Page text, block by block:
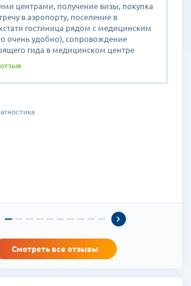
центрами, получение визы, покупка
в аэропорту, поселение в
гостиница рядом с медицинским
очень удобно), сопровождение
гида в медицинском центре
обаятельный человек - внимательная,
доброжелательная, мне было легко
в пятницу, Дарья выбрала удобное
но поверьте мне что очень важно.
в полночь этот год вошел в ваш дом
Ольга (71 год)
Смотреть все отзывы